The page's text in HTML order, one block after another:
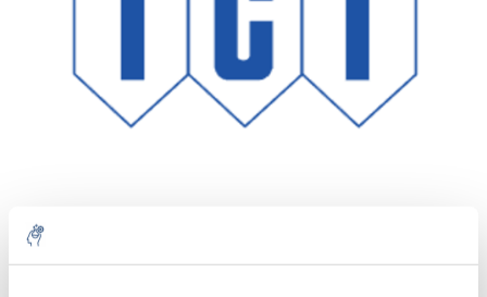
Cantidad Producto Precio Details